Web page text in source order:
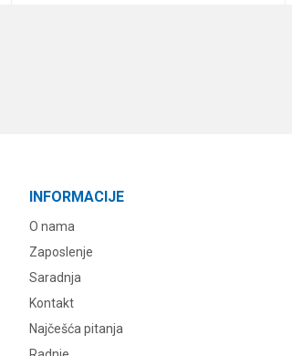
INFORMACIJE
O nama
Zaposlenje
Saradnja
Kontakt
Najčešća pitanja